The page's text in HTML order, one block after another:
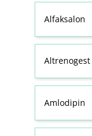
Alfaksalon
Altrenogest
Amlodipin